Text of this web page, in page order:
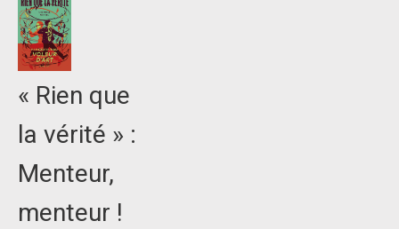
« Rien que
la vérité » :
Menteur,
menteur !